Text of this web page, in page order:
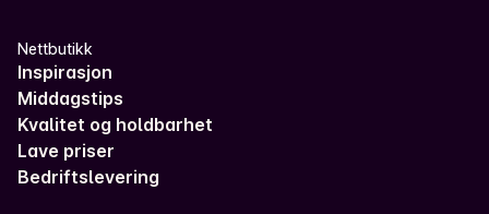
Nettbutikk
Inspirasjon
Middagstips
Kvalitet og holdbarhet
Lave priser
Bedriftslevering